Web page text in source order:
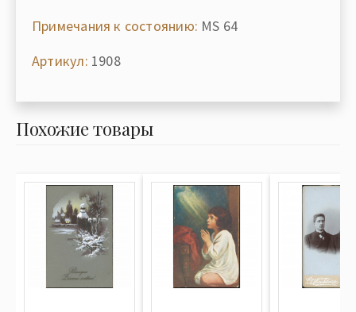
Примечания к состоянию: MS 64
Артикул: 1908
Похожие товары